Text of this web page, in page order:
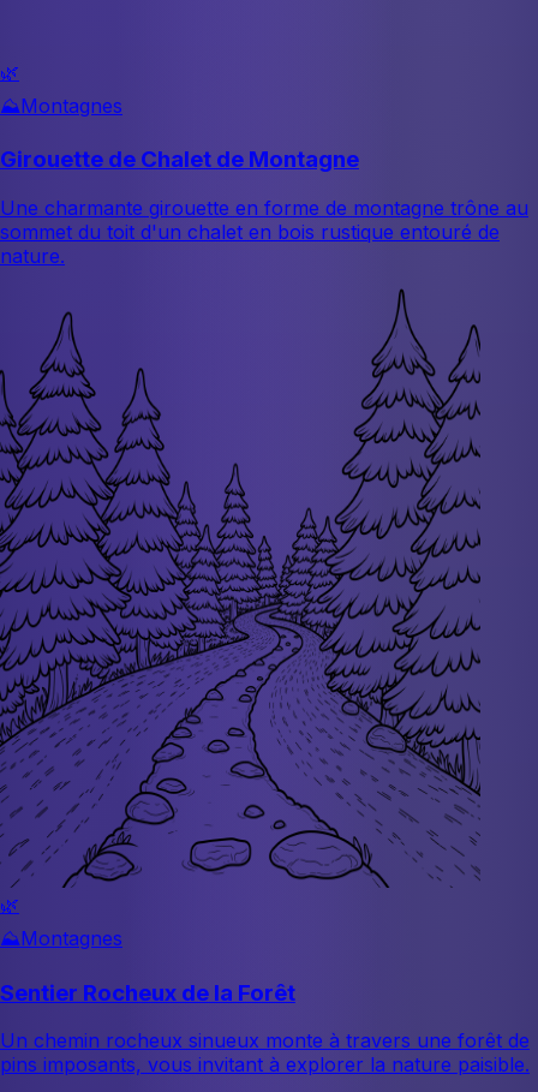
🌿
⛰️Montagnes
Girouette de Chalet de Montagne
Une charmante girouette en forme de montagne trône au
sommet du toit d'un chalet en bois rustique entouré de
nature.
🌿
⛰️Montagnes
Sentier Rocheux de la Forêt
Un chemin rocheux sinueux monte à travers une forêt de
pins imposants, vous invitant à explorer la nature paisible.